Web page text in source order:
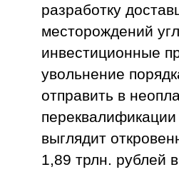
разработку
месторождений
инвестиционные
увольнение
отправить в
выглядит
1,89 трлн. рублей